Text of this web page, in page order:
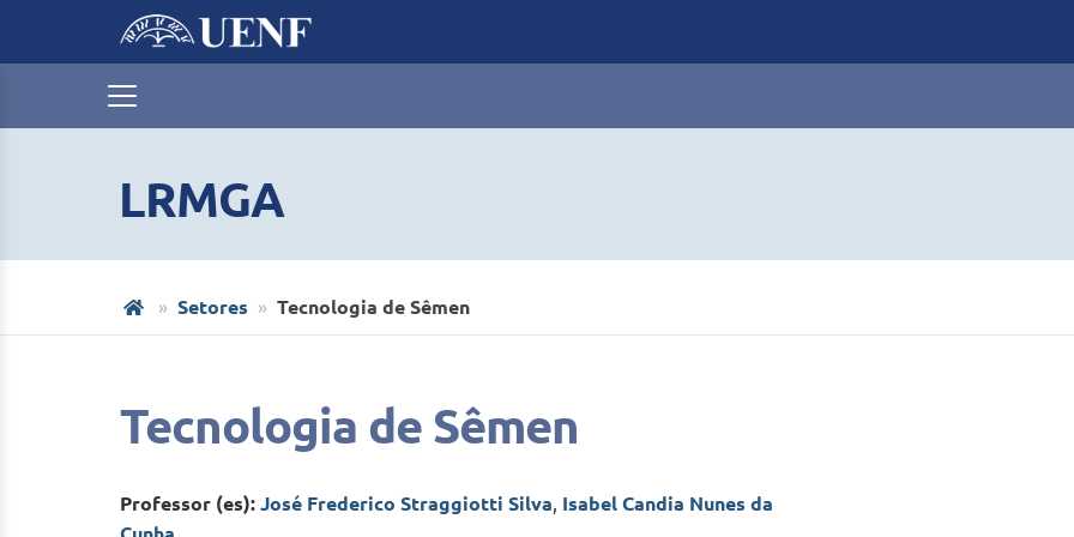
LRMGA
Setores Tecnologia de Sêmen
Tecnologia de Sêmen
Professor (es): José Frederico Straggiotti Silva, Isabel Candia Nunes da